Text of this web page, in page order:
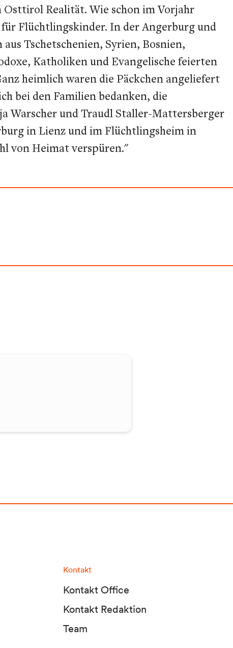
Osttirol Realität. Wie schon im Vorjahr
Flüchtlingskinder. In der Angerburg und
Tschetschenien, Syrien, Bosnien,
Katholiken und Evangelische feierten
heimlich waren die Päckchen angeliefert
bei den Familien bedanken, die
Warscher und Traudl Staller-Mattersberger
in Lienz und im Flüchtlingsheim in
von Heimat verspüren."
Kontakt
Kontakt Office
Kontakt Redaktion
Team